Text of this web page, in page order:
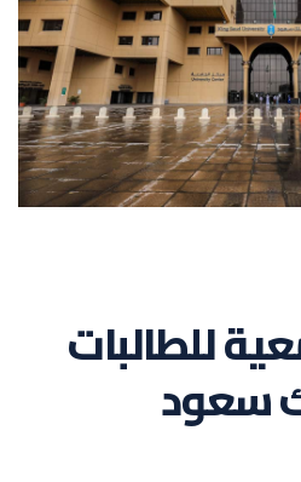
للطالبات
سعود